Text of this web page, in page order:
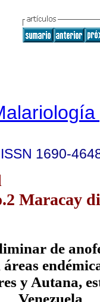
ISSN 1690-
Maracay
de
y Autana,
Venezuela